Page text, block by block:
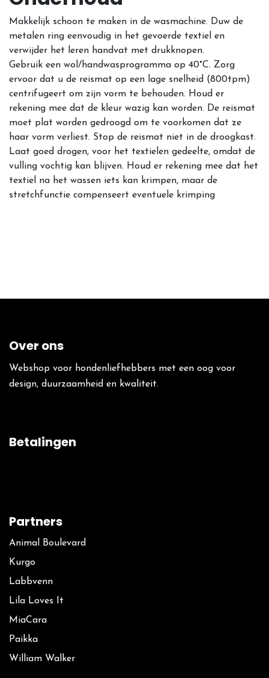
Makkelijk schoon te maken in de wasmachine. Duw de
metalen ring eenvoudig in het gevoerde textiel en
verwijder het leren handvat met drukknopen.
Gebruik een wol/handwasprogramma op 40°C. Zorg
ervoor dat u de reismat op een lage snelheid (800tpm)
centrifugeert om zijn vorm te behouden. Houd er
rekening mee dat de kleur wazig kan worden. De reismat
moet plat worden gedroogd om te voorkomen dat ze
haar vorm verliest. Stop de reismat niet in de droogkast.
Laat goed drogen, voor het textielen gedeelte, omdat de
vulling vochtig kan blijven. Houd er rekening mee dat het
textiel na het wassen iets kan krimpen, maar de
stretchfunctie compenseert eventuele krimping
Over ons
Webshop voor hondenliefhebbers met een oog voor
design, duurzaamheid en kwaliteit.
Betalingen
Partners
Animal Boulevard
Kurgo
La​bbvenn
Lila Loves It
MiaCara
Paikka
William Walker